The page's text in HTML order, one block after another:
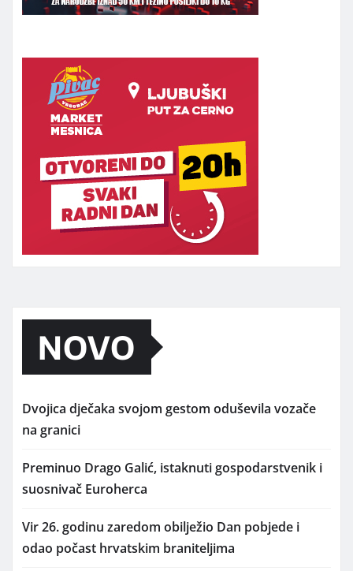
NOVO
Dvojica dječaka svojom gestom oduševila vozače
na granici
Preminuo Drago Galić, istaknuti gospodarstvenik i
suosnivač Euroherca
Vir 26. godinu zaredom obilježio Dan pobjede i
odao počast hrvatskim braniteljima